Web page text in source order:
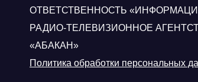
ОТВЕТСТВЕННОСТЬ
РАДИО-ТЕЛЕВИЗИОННОЕ
«АБАКАН»
Политика обработки персональных